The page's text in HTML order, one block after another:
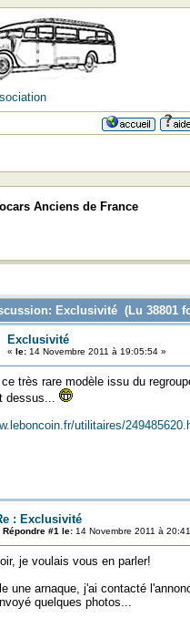
Anciens de France
Exclusivité (Lu 38801
Exclusivité
« le:14 Novembre 2011 à 19:05:54 »
très rare modèle issu du
dessus...
utilitaires/
: Exclusivité
Répondre #1 le:14 Novembre 2011 à
je voulais vous en parler!
une arnaque, j'ai contacté
quelques photos...